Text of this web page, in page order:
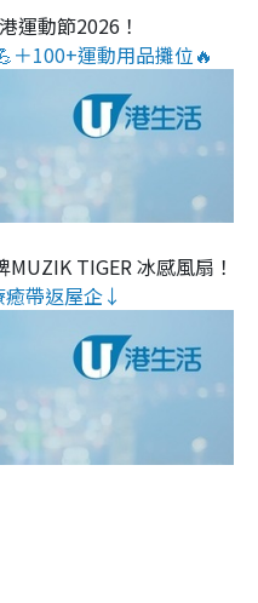
運動節2026！
＋100+運動用品攤位🔥
TIGER 冰感風扇！
帶返屋企↓